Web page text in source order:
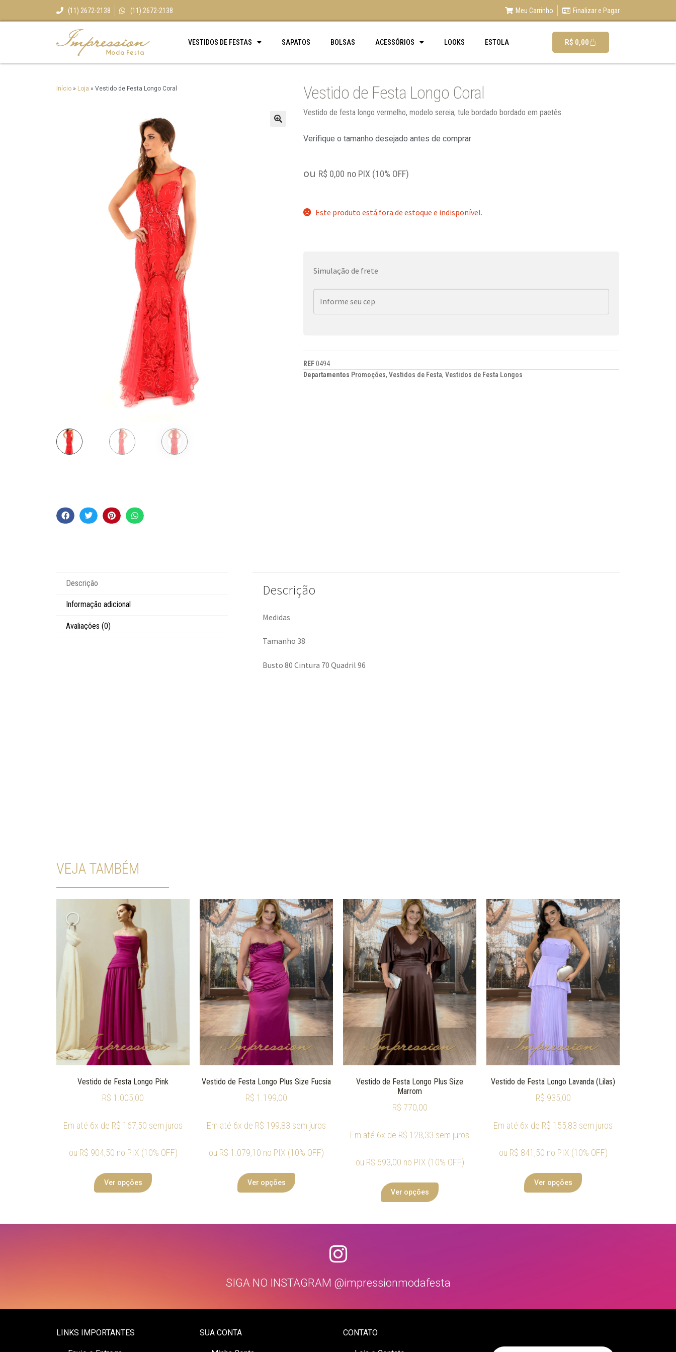
(11) 2672-2138 (11) 2672-2138 Meu Carrinho Finalizar e Pagar
VESTIDOS DE FESTAS SAPATOS BOLSAS ACESSÓRIOS LOOKS ESTOLA R$ 0,00
Início » Loja » Vestido de Festa Longo Coral Vestido de Festa Longo Coral
Vestido de festa longo vermelho, modelo sereia, tule bordado bordado em paetês.
Verifique o tamanho desejado antes de comprar
ou R$ 0,00 no PIX (10% OFF)
Este produto está fora de estoque e indisponível.
Simulação de frete
REF0494
Departamentos Promoções, Vestidos de Festa, Vestidos de Festa Longos
Descrição
Informação adicional
Avaliações (0)
Descrição
Medidas
Tamanho 38
Busto 80 Cintura 70 Quadril 96
VEJA TAMBÉM
Vestido de Festa Longo Pink
R$ 1.005,00
Em até 6x de R$ 167,50 sem juros
ou R$ 904,50 no PIX (10% OFF)
Ver opções
Vestido de Festa Longo Plus Size Fucsia
R$ 1.199,00
Em até 6x de R$ 199,83 sem juros
ou R$ 1.079,10 no PIX (10% OFF)
Ver opções
Vestido de Festa Longo Plus Size
Marrom
R$ 770,00
Em até 6x de R$ 128,33 sem juros
ou R$ 693,00 no PIX (10% OFF)
Ver opções
Vestido de Festa Longo Lavanda (Lilas)
R$ 935,00
Em até 6x de R$ 155,83 sem juros
ou R$ 841,50 no PIX (10% OFF)
Ver opções
SIGA NO INSTAGRAM @impressionmodafesta
LINKS IMPORTANTES SUA CONTA CONTATO